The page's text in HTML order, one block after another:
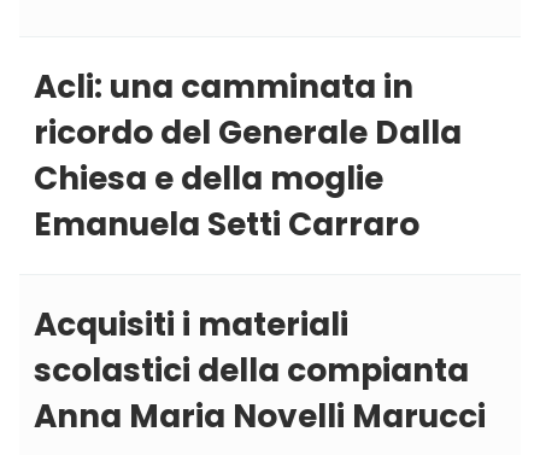
Acli: una camminata in
ricordo del Generale Dalla
Chiesa e della moglie
Emanuela Setti Carraro
Acquisiti i materiali
scolastici della compianta
Anna Maria Novelli Marucci